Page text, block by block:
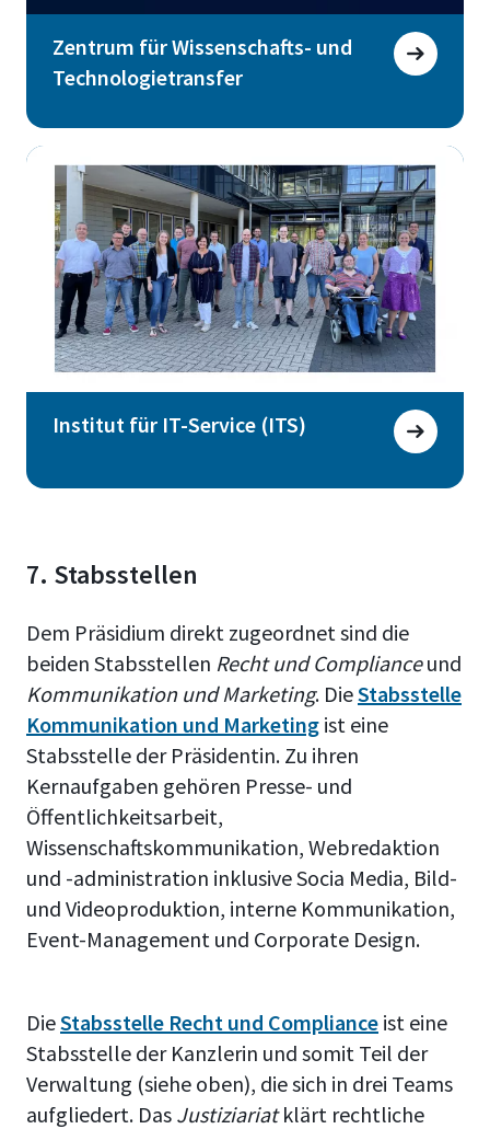
Zentrum für Wissenschafts- und
Technologietransfer
Institut für IT-Service (ITS)
7. Stabsstellen
Dem Präsidium direkt zugeordnet sind die
beiden Stabsstellen Recht und Complianceund
Kommunikation und Marketing. DieStabsstelle
Kommunikation und Marketing ist eine
Stabsstelle der Präsidentin. Zu ihren
Kernaufgaben gehören Presse- und
Öffentlichkeitsarbeit,
Wissenschaftskommunikation, Webredaktion
und -administration inklusive Socia Media, Bild-
und Videoproduktion, interne Kommunikation,
Event-Management und Corporate Design.
DieStabsstelle Recht und Compliance ist eine
Stabsstelle der Kanzlerin und somit Teil der
Verwaltung (siehe oben), die sich in drei Teams
aufgliedert. Das Justiziariatklärt rechtliche